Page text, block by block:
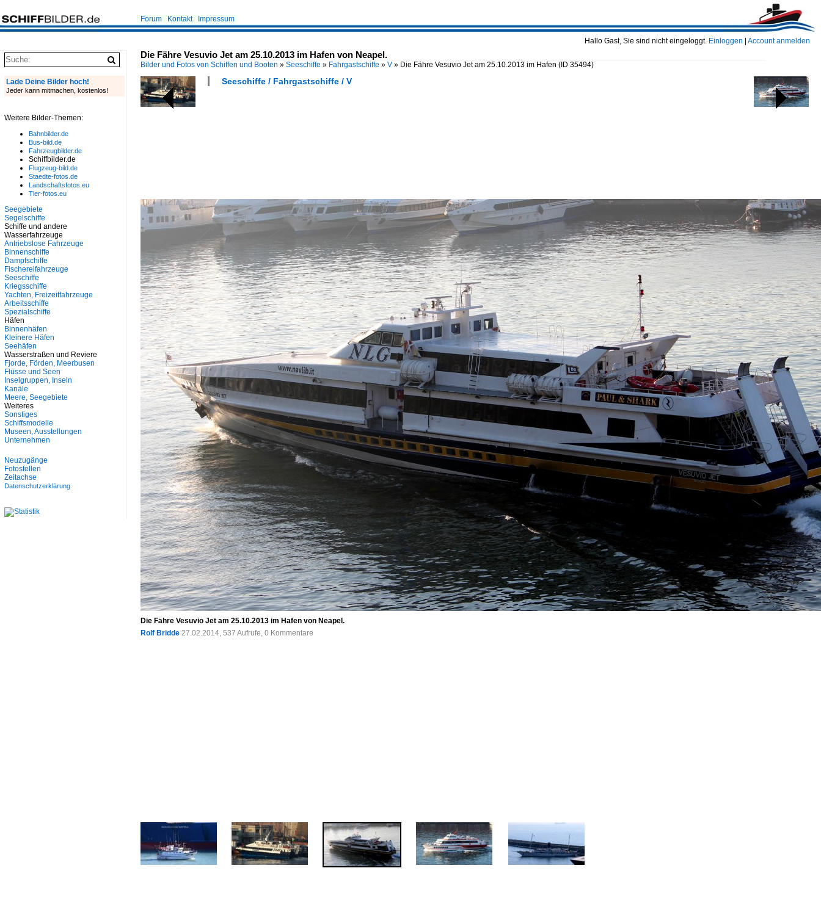
Hallo Gast, Sie sind nicht eingeloggt. Einloggen Account anmelden
Forum Kontakt Impressum
Die Fähre Vesuvio Jet am 25.10.2013 im Hafen von Neapel.
Bilder und Fotos von Schiffen und Booten » Seeschiffe » Fahrgastschiffe » V » Die Fähre Vesuvio Jet am 25.10.2013 im Hafen (ID 35494)
Seeschiffe / Fahrgastschiffe / V
Die Fähre Vesuvio Jet am 25.10.2013 im Hafen von Neapel.
Rolf Bridde 27.02.2014, 537 Aufrufe, 0 Kommentare
Lade Deine Bilder hoch!
Jeder kann mitmachen, kostenlos!
Weitere Bilder-Themen:
Bahnbilder.de
Bus-bild.de
Fahrzeugbilder.de
Schiffbilder.de
Flugzeug-bild.de
Staedte-fotos.de
Landschaftsfotos.eu
Tier-fotos.eu
Seegebiete
Segelschiffe
Schiffe und andere
Wasserfahrzeuge
Antriebslose Fahrzeuge
Binnenschiffe
Dampfschiffe
Fischereifahrzeuge
Seeschiffe
Kriegsschiffe
Yachten, Freizeitfahrzeuge
Arbeitsschiffe
Spezialschiffe
Häfen
Binnenhäfen
Kleinere Häfen
Seehäfen
Wasserstraßen und Reviere
Fjorde, Förden, Meerbusen
Flüsse und Seen
Inselgruppen, Inseln
Kanäle
Meere, Seegebiete
Weiteres
Sonstiges
Schiffsmodelle
Museen, Ausstellungen
Unternehmen
Neuzugänge
Fotostellen
Zeitachse
Datenschutzerklärung